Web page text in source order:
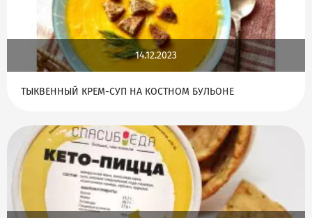
14.12.2023
ТЫКВЕННЫЙ КРЕМ-СУП НА КОСТНОМ БУЛЬОНЕ